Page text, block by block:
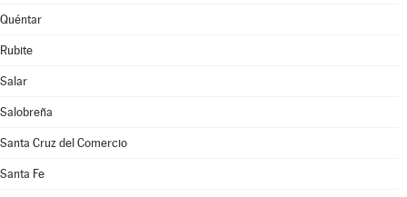
Quéntar
Rubite
Salar
Salobreña
Santa Cruz del Comercio
Santa Fe